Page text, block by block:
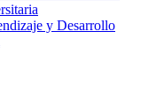
y Desarrollo